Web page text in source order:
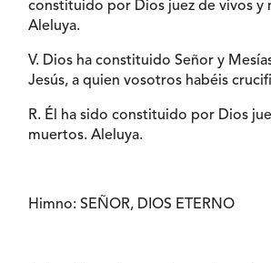
constituido por Dios juez de vivos y
Aleluya.
V. Dios ha constituido Señor y
Jesús, a quien vosotros habéis
R. Él ha sido constituido por Dios
muertos. Aleluya.
Himno: SEÑOR, DIOS ETERNO